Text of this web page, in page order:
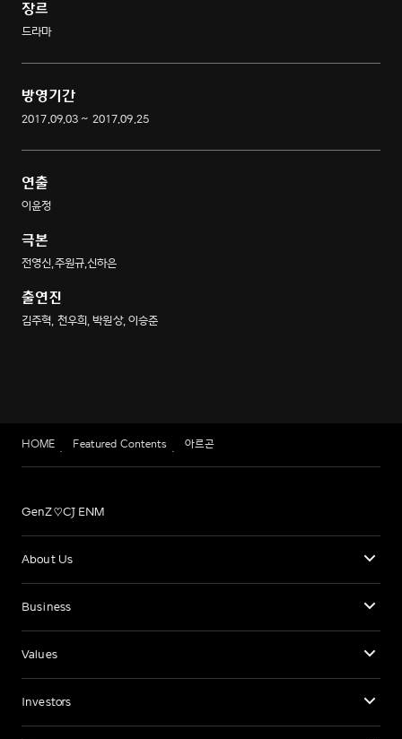
장르
드라마
방영기간
2017.09.03 ~ 2017.09.25
연출
이윤정
극본
전영신,주원규,신하은
출연진
김주혁, 천우희, 박원상, 이승준
HOME Featured Contents 아르곤
GenZ♡CJ ENM
About Us
Business
Values
Investors